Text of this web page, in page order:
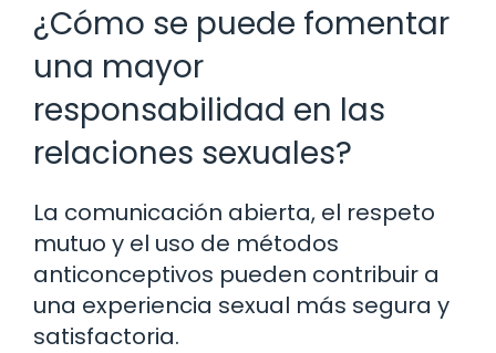
¿Cómo se puede fomentar
una mayor
responsabilidad en las
relaciones sexuales?
La comunicación abierta, el respeto
mutuo y el uso de métodos
anticonceptivos pueden contribuir a
una experiencia sexual más segura y
satisfactoria.